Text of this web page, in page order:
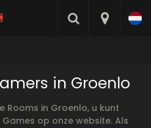
in Groenlo
Rooms in Groenlo, u kunt
Games op onze website. Als